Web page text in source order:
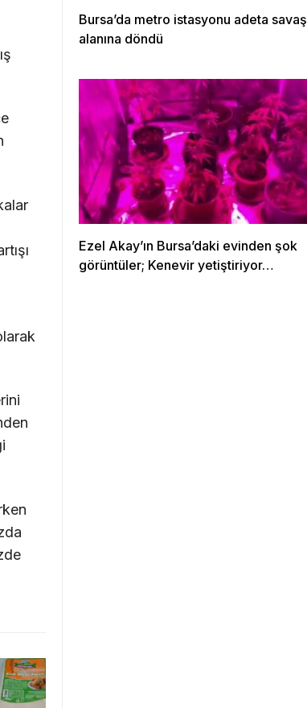
Bursa’da metro istasyonu adeta savaş
alanına döndü
Ezel Akay’ın Bursa’daki evinden şok
görüntüler; Kenevir yetiştiriyor…